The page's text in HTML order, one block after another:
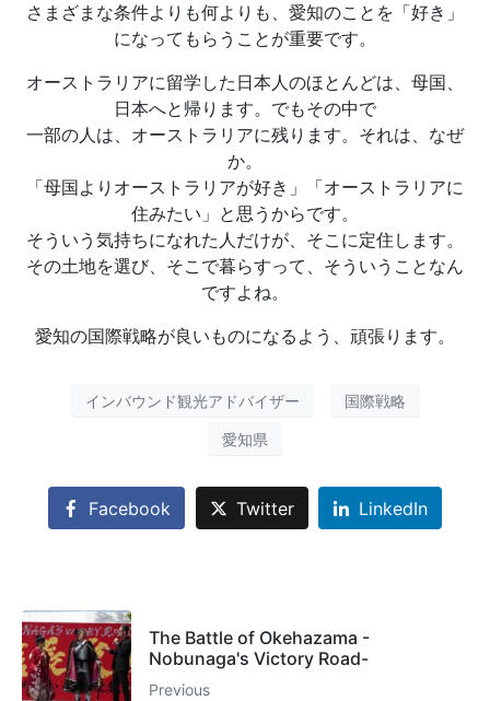
さまざまな条件よりも何よりも、愛知のことを「好き」
になってもらうことが重要です。
オーストラリアに留学した日本人のほとんどは、母国、
日本へと帰ります。でもその中で
一部の人は、オーストラリアに残ります。それは、なぜ
か。
「母国よりオーストラリアが好き」「オーストラリアに
住みたい」と思うからです。
そういう気持ちになれた人だけが、そこに定住します。
その土地を選び、そこで暮らすって、そういうことなん
ですよね。
愛知の国際戦略が良いものになるよう、頑張ります。
インバウンド観光アドバイザー 国際戦略
愛知県
Facebook Twitter LinkedIn
The Battle of Okehazama -
Nobunaga's Victory Road-
Previous